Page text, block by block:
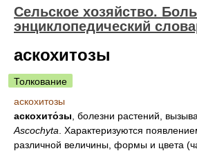
Сельское хозяйство.
энциклопедический
аскохитозы
Толкование
аскохитозы
аскохито́зы , болезни растений,
Ascochyta . Характеризуются
различной величины, формы и цвета